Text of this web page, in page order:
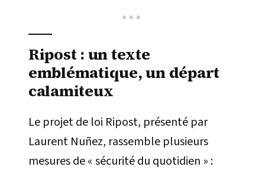
Ripost : un texte
emblématique, un départ
calamiteux
Le projet de loi Ripost, présenté par
Laurent Nuñez, rassemble plusieurs
mesures de « sécurité du quotidien » :